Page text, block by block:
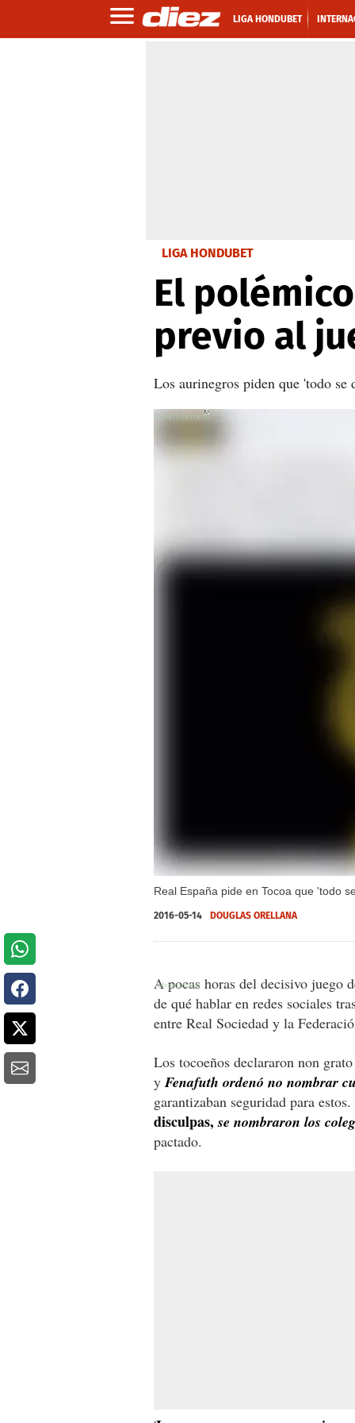
LIGA HONDUBET
LIGA HONDUBET
El
previo al
Los aurinegros piden que 'todo se
Real España pide en Tocoa que 'todo
X
X
2016-05-14 DOUGLAS ORELLANA
A pocas horas del decisivo juego
de qué hablar en redes sociales
entre Real Sociedad y la
Los tocoeños declararon non
yFenafuth ordenó no nombrar
garantizaban seguridad para estos.
disculpas, se nombraron los
pactado.